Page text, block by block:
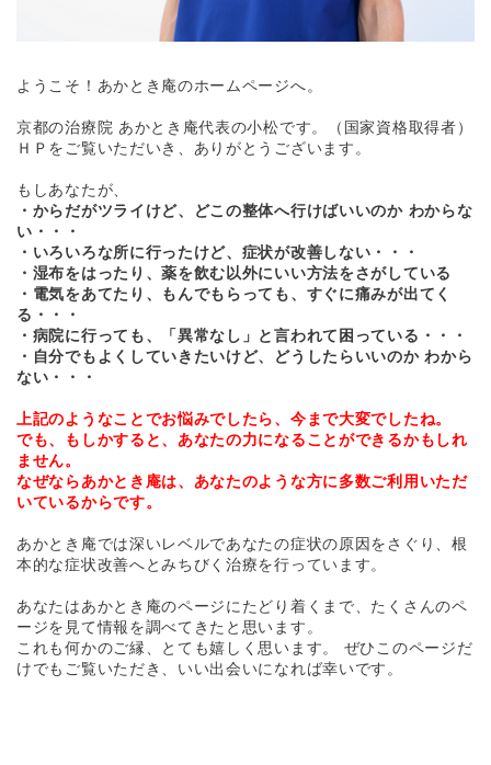
ようこそ！あかとき庵のホームページへ。
京都の治療院 あかとき庵代表の小松です。（国家資格取得者）
ＨＰをご覧いただいき、ありがとうございます。
もしあなたが、
・からだがツライけど、どこの整体へ行けばいいのか わからな
い・・・
・いろいろな所に行ったけど、症状が改善しない・・・
・湿布をはったり、薬を飲む以外にいい方法をさがしている
・電気をあてたり、もんでもらっても、すぐに痛みが出てく
る・・・
・病院に行っても、「異常なし」と言われて困っている・・・
・自分でもよくしていきたいけど、どうしたらいいのか わから
ない・・・
上記のようなことでお悩みでしたら、今まで大変でしたね。
でも、もしかすると、あなたの力になることができるかもしれ
ません。
なぜならあかとき庵は、あなたのような方に多数ご利用いただ
いているからです。
あかとき庵では深いレベルであなたの症状の原因をさぐり、根
本的な症状改善へとみちびく治療を行っています。
あなたはあかとき庵のページにたどり着くまで、たくさんのペ
ージを見て情報を調べてきたと思います。
これも何かのご縁、とても嬉しく思います。 ぜひこのページだ
けでもご覧いただき、いい出会いになれば幸いです。